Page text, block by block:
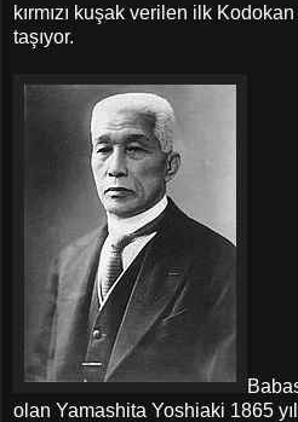
kırmızı kuşak verilen ilk
taşıyor.
olan Yamashita Yoshiaki 1865